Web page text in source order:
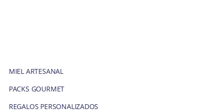
MIEL ARTESANAL
PACKS GOURMET
REGALOS PERSONALIZADOS